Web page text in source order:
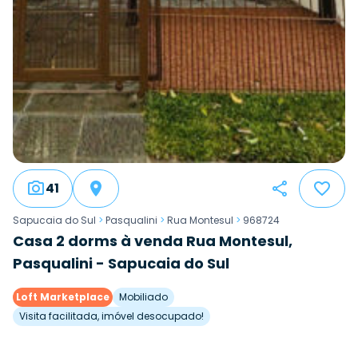
41
Sapucaia do Sul > Pasqualini > Rua Montesul > 968724
Casa 2 dorms à venda Rua Montesul,
Pasqualini - Sapucaia do Sul
Loft Marketplace
Mobiliado
Visita facilitada, imóvel desocupado!